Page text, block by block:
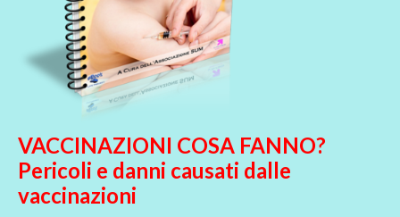
VACCINAZIONI COSA FANNO?
Pericoli e danni causati dalle
vaccinazioni